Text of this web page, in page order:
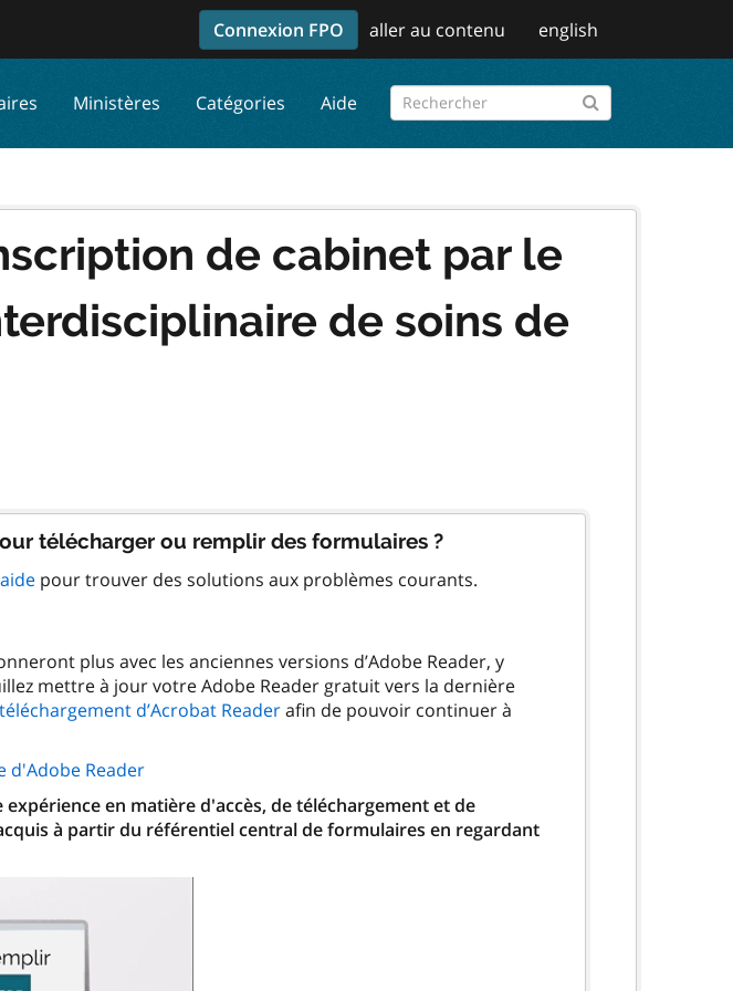
Connexion FPO aller au contenu english
Ministères Catégories Aide
de cabinet par le
de soins de
télécharger ou remplir des formulaires ?
pour trouver des solutions aux problèmes courants.
plus avec les anciennes versions d’Adobe Reader, y
mettre à jour votre Adobe Reader gratuit vers la dernière
d’Acrobat Readerafin de pouvoir continuer à
d'Adobe Reader
en matière d'accès, de téléchargement et de
à partir du référentiel central de formulaires en regardant